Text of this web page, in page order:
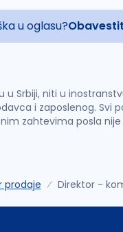
u oglasu?
Srbiji, niti u
i zaposlenog. Svi
zahtevima posla
prodaje Direktor -